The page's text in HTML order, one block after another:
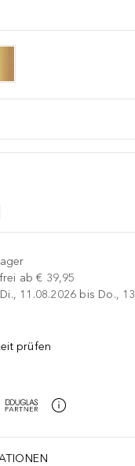
ab € 39,95
11.08.2026 bis Do.,
IN DEN WARENKORB
prüfen